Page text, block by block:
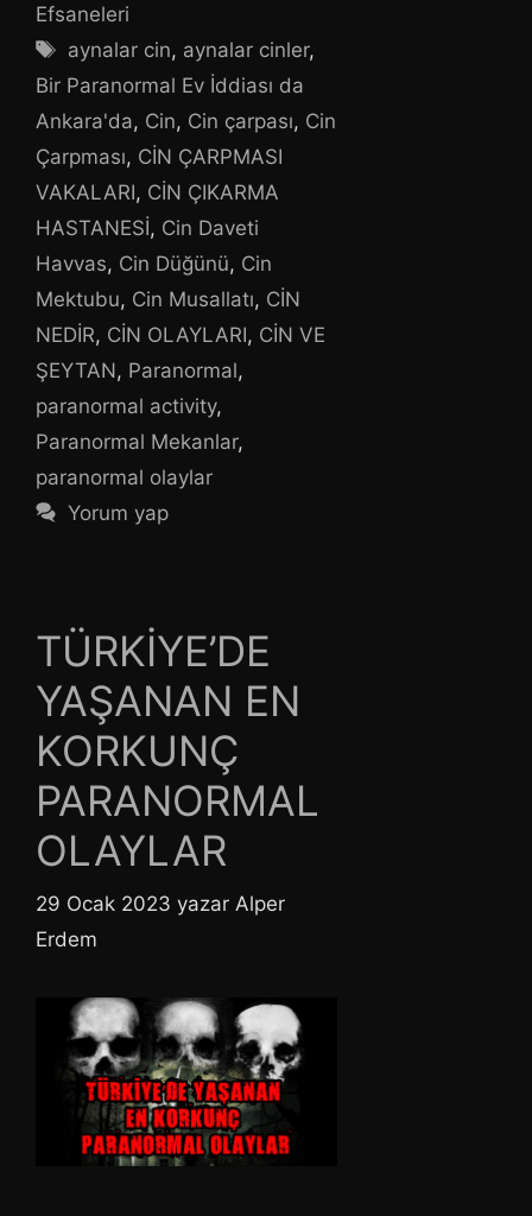
Efsaneleri
Etiketler
aynalar cin, aynalar cinler,
Bir Paranormal Ev İddiası da
Ankara'da, Cin, Cin çarpası, Cin
Çarpması, CİN ÇARPMASI
VAKALARI, CİN ÇIKARMA
HASTANESİ, Cin Daveti
Havvas, Cin Düğünü, Cin
Mektubu, Cin Musallatı, CİN
NEDİR, CİN OLAYLARI, CİN VE
ŞEYTAN, Paranormal,
paranormal activity,
Paranormal Mekanlar,
paranormal olaylar
Yorum yap
TÜRKİYE’DE
YAŞANAN EN
KORKUNÇ
PARANORMAL
OLAYLAR
29 Ocak 2023 yazar Alper
Erdem